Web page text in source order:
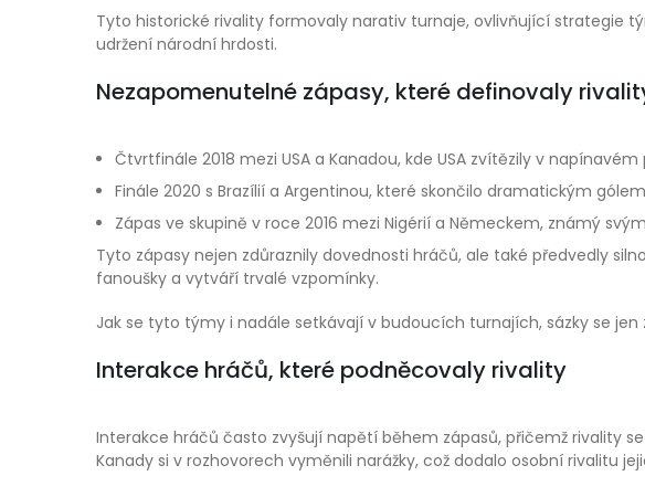
Tyto historické rivality formovaly narativ turnaje, ovlivňující strategie
udržení národní hrdosti.
Nezapomenutelné zápasy, které definovaly
Čtvrtfinále 2018 mezi USA a Kanadou, kde USA zvítězily v
Finále 2020 s Brazílií a Argentinou, které skončilo dramatickým
Zápas ve skupině v roce 2016 mezi Nigérií a Německem, známý
Tyto zápasy nejen zdůraznily dovednosti hráčů, ale také předvedly
fanoušky a vytváří trvalé vzpomínky.
Jak se tyto týmy i nadále setkávají v budoucích turnajích, sázky se
Interakce hráčů, které podněcovaly rivality
Interakce hráčů často zvyšují napětí během zápasů, přičemž rivality
Kanady si v rozhovorech vyměnili narážky, což dodalo osobní rivalitu